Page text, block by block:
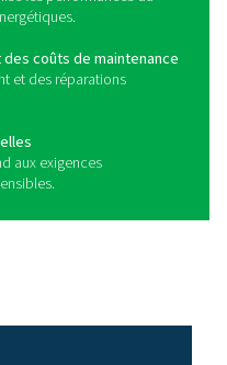
le bon
?
pour votre système d’air
clés, notamment le
niveaux de pureté de l’air